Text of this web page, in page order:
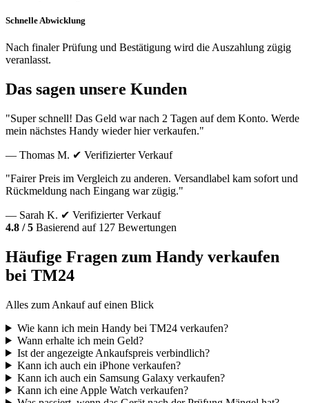
Schnelle Abwicklung
Nach finaler Prüfung und Bestätigung wird die Auszahlung zügig
veranlasst.
Das sagen unsere Kunden
"Super schnell! Das Geld war nach 2 Tagen auf dem Konto. Werde
mein nächstes Handy wieder hier verkaufen."
— Thomas M. ✔ Verifizierter Verkauf
"Fairer Preis im Vergleich zu anderen. Versandlabel kam sofort und
Rückmeldung nach Eingang war zügig."
— Sarah K. ✔ Verifizierter Verkauf
4.8 / 5 Basierend auf 127 Bewertungen
Häufige Fragen zum Handy verkaufen
bei TM24
Alles zum Ankauf auf einen Blick
Wie kann ich mein Handy bei TM24 verkaufen?
Wann erhalte ich mein Geld?
Ist der angezeigte Ankaufspreis verbindlich?
Kann ich auch ein iPhone verkaufen?
Kann ich auch ein Samsung Galaxy verkaufen?
Kann ich eine Apple Watch verkaufen?